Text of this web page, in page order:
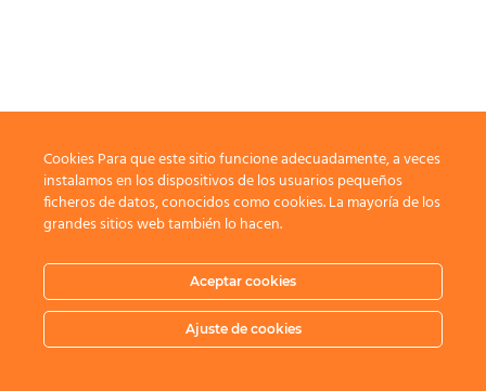
Cookies Para que este sitio funcione adecuadamente, a veces
instalamos en los dispositivos de los usuarios pequeños
ficheros de datos, conocidos como cookies. La mayoría de los
grandes sitios web también lo hacen.
Aceptar cookies
Ajuste de cookies